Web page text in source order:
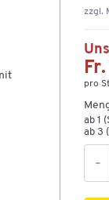
zzgl.
pro
ab 1
ab 3
-